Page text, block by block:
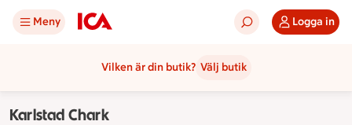
Meny Logga in
Vilken är din butik? Välj butik
Karlstad Chark